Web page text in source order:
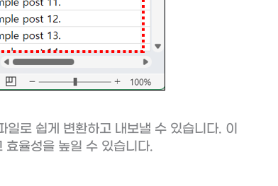
로 쉽게 변환하고 내보낼 수 있습니다. 이
효율성을 높일 수 있습니다.